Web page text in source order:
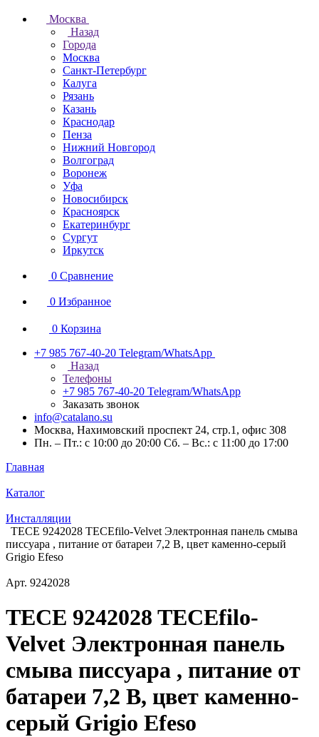
Москва
Назад
Города
Москва
Санкт-Петербург
Калуга
Рязань
Казань
Краснодар
Пенза
Нижний Новгород
Волгоград
Воронеж
Уфа
Новосибирск
Красноярск
Екатеринбург
Сургут
Иркутск
0 Сравнение
0 Избранное
0 Корзина
+7 985 767-40-20 Telegram/WhatsApp
Назад
Телефоны
+7 985 767-40-20 Telegram/WhatsApp
Заказать звонок
info@catalano.su
Москва, Нахимовский проспект 24, стр.1, офис 308
Пн. – Пт.: с 10:00 до 20:00 Сб. – Вс.: с 11:00 до 17:00
Главная
Каталог
Инсталляции
TECE 9242028 TECEfilo-Velvet Электронная панель смыва
писсуара , питание от батареи 7,2 В, цвет каменно-серый
Grigio Efeso
Арт. 9242028
TECE 9242028 TECEfilo-
Velvet Электронная панель
смыва писсуара , питание от
батареи 7,2 В, цвет каменно-
серый Grigio Efeso